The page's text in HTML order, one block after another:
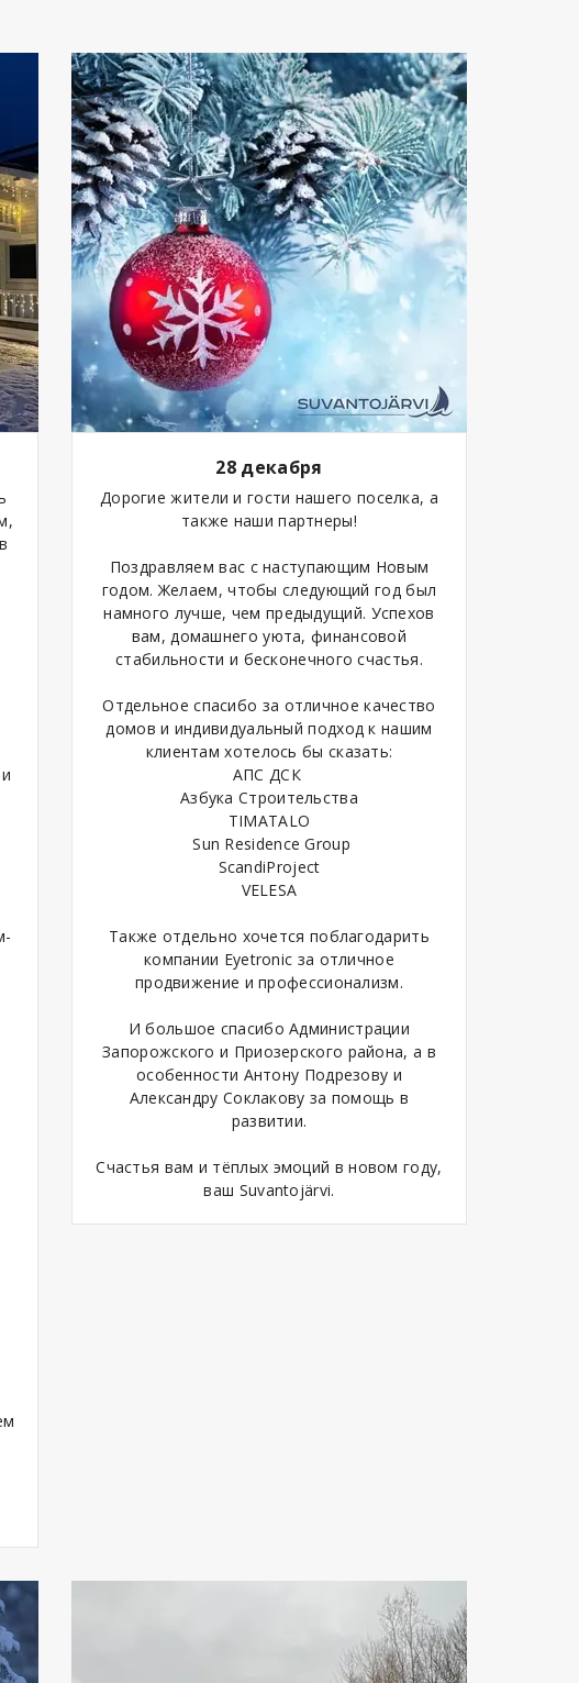
28 декабря
Дорогие жители и гости нашего поселка, а
также наши партнеры!
Поздравляем вас с наступающим Новым
годом. Желаем, чтобы следующий год был
намного лучше, чем предыдущий. Успехов
вам, домашнего уюта, финансовой
стабильности и бесконечного счастья.
Отдельное спасибо за отличное качество
домов и индивидуальный подход к нашим
клиентам хотелось бы сказать:
АПС ДСК
Азбука Строительства
TIMATALO
Sun Residence Group
ScandiProject
VELESA
Также отдельно хочется поблагодарить
компании Eyetronic за отличное
продвижение и профессионализм.
И большое спасибо Администрации
Запорожского и Приозерского района, а в
особенности Антону Подрезову и
Александру Соклакову за помощь в
развитии.
Счастья вам и тёплых эмоций в новом году,
ваш Suvantojärvi.